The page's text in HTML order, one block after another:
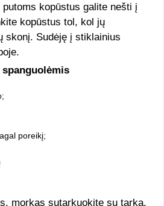
kopūstus galite nešti į
kopūstus tol, kol jų
skonį. Sudėję į stiklainius
poreikį;
morkas sutarkuokite su tarka.